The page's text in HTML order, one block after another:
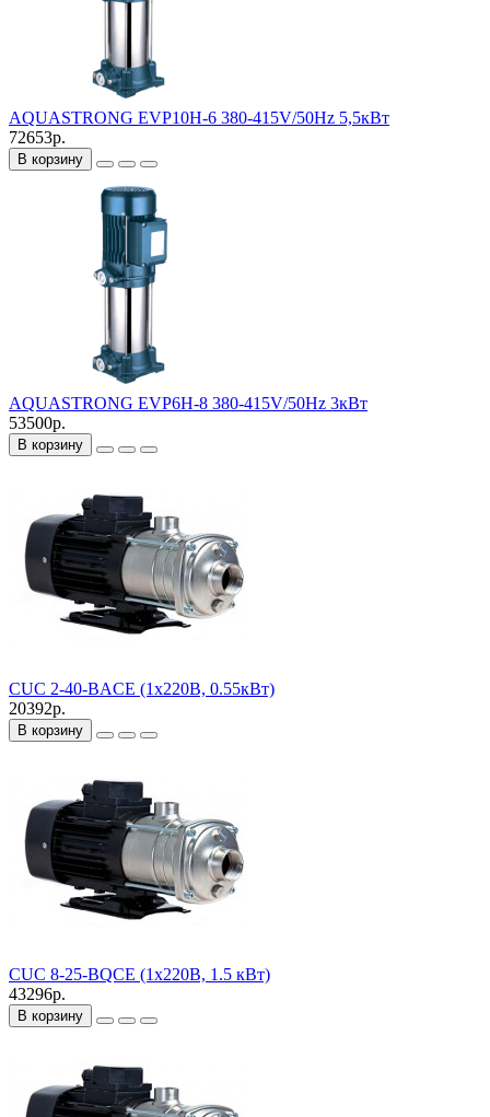
AQUASTRONG EVP10H-6 380-415V/50Hz 5,5кВт
72653р.
В корзину
AQUASTRONG EVP6H-8 380-415V/50Hz 3кВт
53500р.
В корзину
CUC 2-40-BACE (1х220В, 0.55кВт)
20392р.
В корзину
CUC 8-25-BQCE (1х220В, 1.5 кВт)
43296р.
В корзину